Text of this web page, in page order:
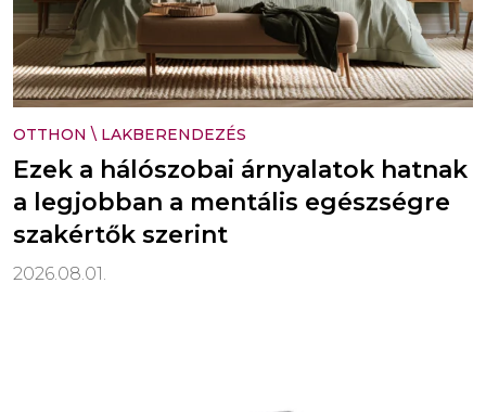
OTTHON \ LAKBERENDEZÉS
Ezek a hálószobai árnyalatok hatnak
a legjobban a mentális egészségre
szakértők szerint
2026.08.01.